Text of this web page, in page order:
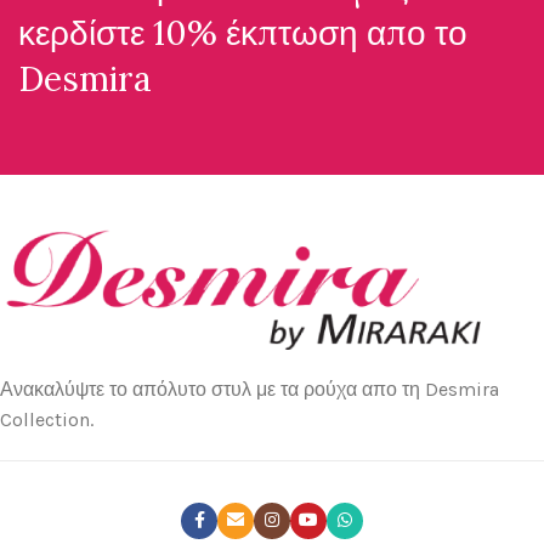
κερδίστε 10% έκπτωση απο το
Desmira
Ανακαλύψτε το απόλυτο στυλ με τα ρούχα απο τη Desmira
Collection.